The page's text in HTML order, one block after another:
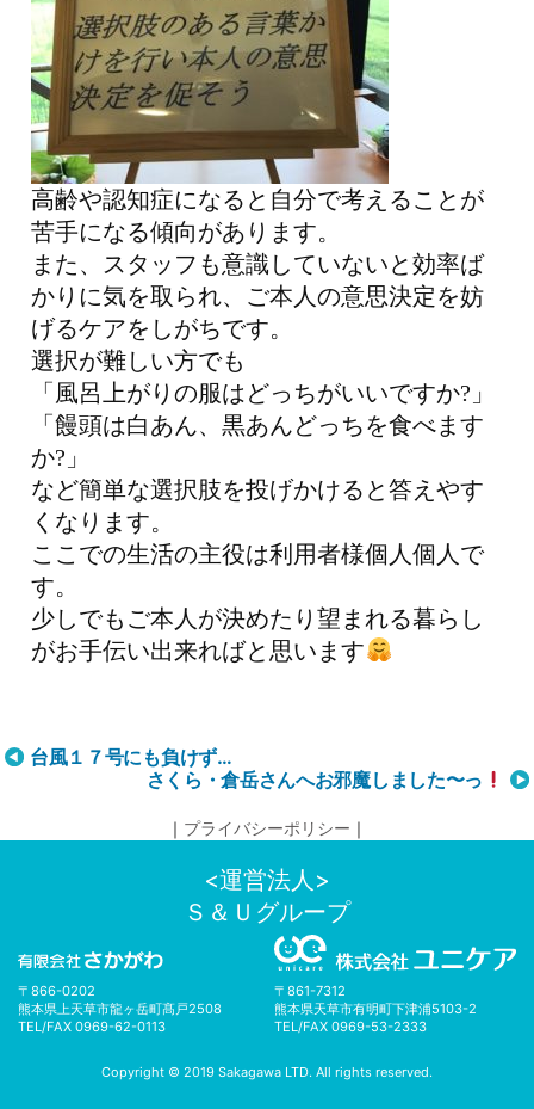
高齢や認知症になると自分で考えることが
苦手になる傾向があります。
また、スタッフも意識していないと効率ば
かりに気を取られ、ご本人の意思決定を妨
げるケアをしがちです。
選択が難しい方でも
「風呂上がりの服はどっちがいいですか?」
「饅頭は白あん、黒あんどっちを食べます
か?」
など簡単な選択肢を投げかけると答えやす
くなります。
ここでの生活の主役は利用者様個人個人で
す。
少しでもご本人が決めたり望まれる暮らし
がお手伝い出来ればと思います
投
ビ
ョ
台風１７号にも負けず…
さくら・倉岳さんへお邪魔しました〜っ
｜ プライバシーポリシー ｜
<運営法人>
Ｓ＆Ｕグループ
〒866-0202
熊本県上天草市龍ヶ岳町髙戸2508
TEL/FAX 0969-62-0113
〒861-7312
熊本県天草市有明町下津浦5103-2
TEL/FAX 0969-53-2333
Copyright © 2019 Sakagawa LTD. All rights reserved.